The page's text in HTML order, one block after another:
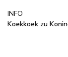
INFO
Koekkoek zu